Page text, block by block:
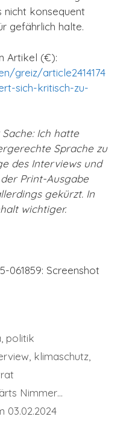
nicht konsequent
gefährlich halte.
Artikel (€):
greiz/article2414174
sich-kritisch-zu-
Ich hatte
Sprache zu
des Interviews und
Print-Ausgabe
gekürzt. In
wichtiger.
061859: Screenshot
politik
klimaschutz
Nimmer…
03.02.2024